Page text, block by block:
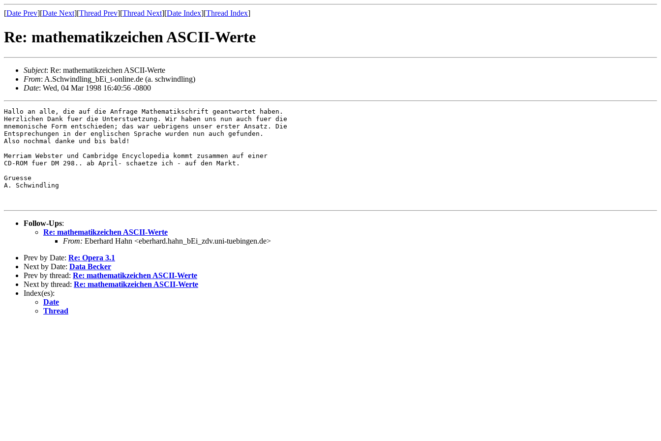
[Date Prev][Date Next][Thread Prev][Thread Next][Date Index][Thread Index]
Re: mathematikzeichen ASCII-Werte
Subject: Re: mathematikzeichen ASCII-Werte
From: A.Schwindling_bEi_t-online.de (a. schwindling)
Date: Wed, 04 Mar 1998 16:40:56 -0800
Hallo an alle, die auf die Anfrage Mathematikschrift geantwortet haben.
Herzlichen Dank fuer die Unterstuetzung. Wir haben uns nun auch fuer die
mnemonische Form entschieden; das war uebrigens unser erster Ansatz. Die
Entsprechungen in der englischen Sprache wurden nun auch gefunden.
Also nochmal danke und bis bald!
Merriam Webster und Cambridge Encyclopedia kommt zusammen auf einer
CD-ROM fuer DM 298.. ab April- schaetze ich - auf den Markt.
Gruesse
A. Schwindling
Follow-Ups:
Re: mathematikzeichen ASCII-Werte
From: Eberhard Hahn <eberhard.hahn_bEi_zdv.uni-tuebingen.de>
Prev by Date: Re: Opera 3.1
Next by Date: Data Becker
Prev by thread: Re: mathematikzeichen ASCII-Werte
Next by thread: Re: mathematikzeichen ASCII-Werte
Index(es):
Date
Thread